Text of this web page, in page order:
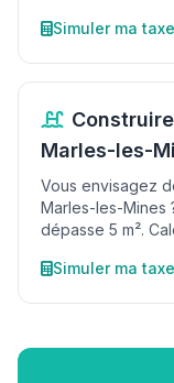
Simuler ma taxe
Marles-les-
Vous envisagez
Marles-les-Mines
dépasse 5 m².
Simuler ma taxe